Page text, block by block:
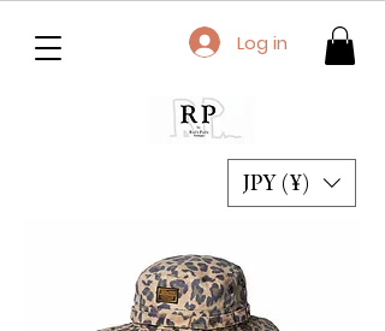
JPY (¥)
Log in